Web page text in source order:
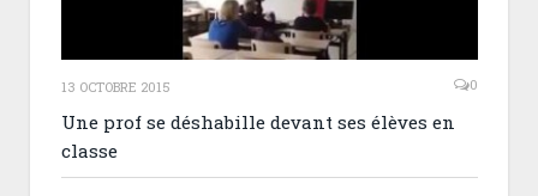
13 OCTOBRE 2015 0
Une prof se déshabille devant ses élèves en
classe